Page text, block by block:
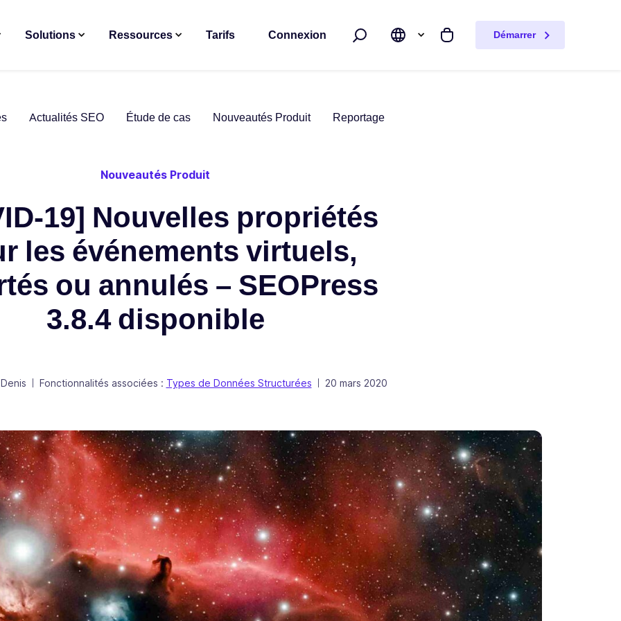
Solutions Ressources Tarifs Connexion
Rechercher Mon panier
Démarrer
Actualités SEO Étude de cas Nouveautés Produit Reportage
Nouveautés Produit
19] Nouvelles propriétés
les événements virtuels,
ou annulés – SEOPress
3.8.4 disponible
Fonctionnalités associées : Types de Données Structurées Publié le
20 mars 2020